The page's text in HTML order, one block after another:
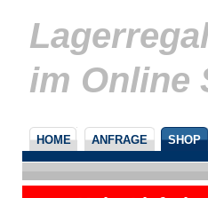
im Online
HOME ANFRAGE SHOP